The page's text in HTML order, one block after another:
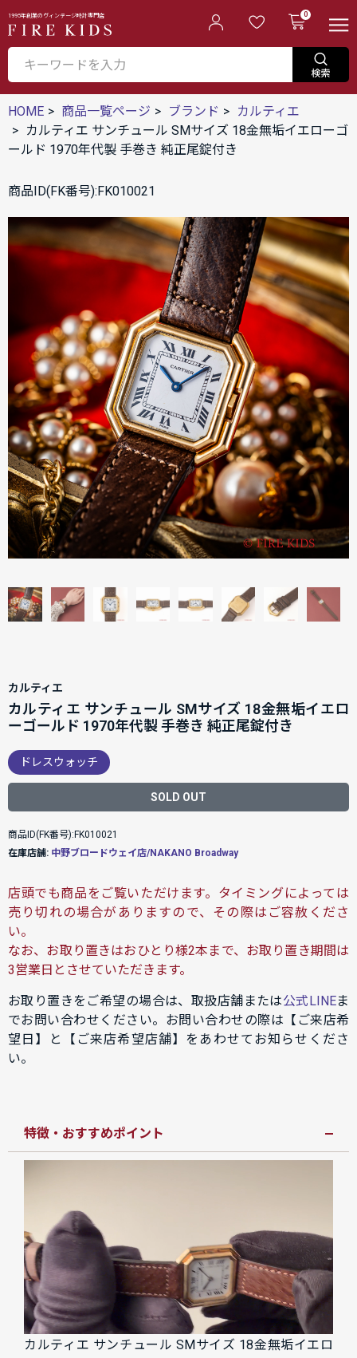
1995年創業のヴィンテージ時計専門店 0
HOME 商品一覧ページ ブランド
カルティエ
カルティエ サンチュール SMサイズ 18金無垢イエローゴ
ールド 1970年代製 手巻き 純正尾錠付き
商品ID(FK番号):FK010021
カルティエ
カルティエ サンチュール SMサイズ 18金無垢イエロ
ーゴールド 1970年代製 手巻き 純正尾錠付き
ドレスウォッチ
SOLD OUT
商品ID(FK番号):FK010021
在庫店舗: 中野ブロードウェイ店/NAKANO Broadway
店頭でも商品をご覧いただけます。タイミングによっては
売り切れの場合がありますので、その際はご容赦くださ
い。
なお、お取り置きはおひとり様2本まで、お取り置き期間は
3営業日とさせていただきます。
お取り置きをご希望の場合は、取扱店舗または公式LINEま
でお問い合わせください。お問い合わせの際は【ご来店希
望日】と【ご来店希望店舗】をあわせてお知らせくださ
い。
特徴・おすすめポイント
カルティエ サンチュール SMサイズ 18金無垢イエロ